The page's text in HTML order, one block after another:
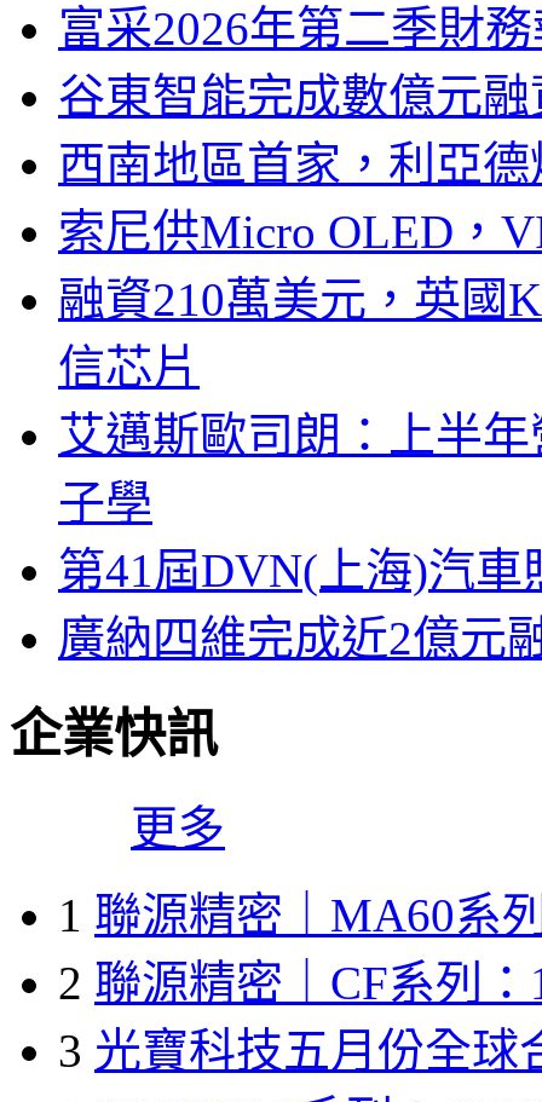
富采2026年第二季財
谷東智能完成數億元
西南地區首家，利亞
索尼供Micro OLED，
融資210萬美元，英國
信芯片
艾邁斯歐司朗：上半
子學
第41屆DVN(上海)汽
廣納四維完成近2億元
企業快訊
更多
1 聯源精密｜MA60系
2 聯源精密｜CF系列：
3 光寶科技五月份全球